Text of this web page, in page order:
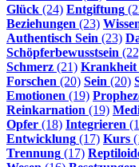
Glück (24) Entgiftung
Beziehungen (23)
Authentisch Sein (23)
Schöpferbewusstsein
Schmerz (21) Krankheit
Forschen (20) Sein (20)
Emotionen (19)
Reinkarnation (19)
Opfer (18) Integrieren
Entwicklung (17) Kurs
Trennung (17)